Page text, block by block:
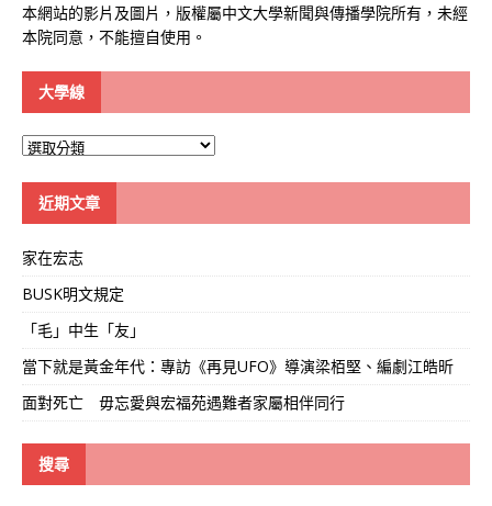
本網站的影片及圖片，版權屬中文大學新聞與傳播學院所有，未經
本院同意，不能擅自使用。
大學線
大
近期文章
家在宏志
BUSK明文規定
「毛」中生「友」
當下就是黃金年代：專訪《再見UFO》導演梁栢堅、編劇江皓昕
面對死亡 毋忘愛與宏福苑遇難者家屬相伴同行
搜尋